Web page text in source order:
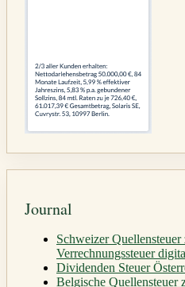
Journal
Schweizer
Verrechnungssteuer
Dividenden Steuer
Belgische Quellensteuer